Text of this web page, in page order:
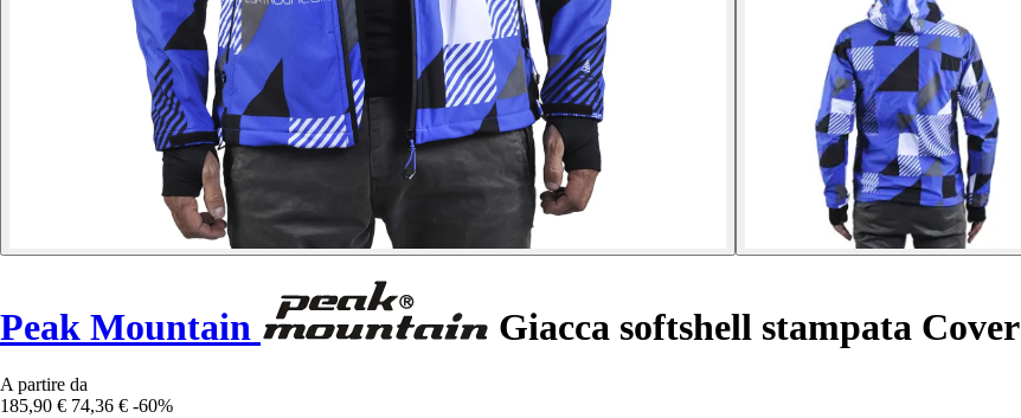
Peak Mountain Giacca softshell stampata Cover
A partire da
185,90 € 74,36 € -60%